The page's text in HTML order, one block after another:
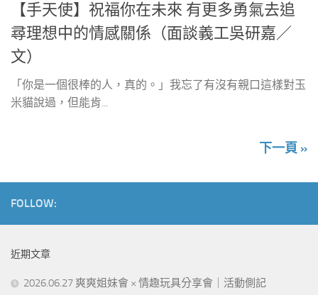
【手天使】祝福你在未來 有更多勇氣去追
尋理想中的情感關係（面談義工吳研嘉／
文）
「你是一個很棒的人，真的。」我忘了有沒有親口這樣對玉
米貓說過，但能肯...
下一頁 »
FOLLOW:
近期文章
2026.06.27 爽爽姐妹會 × 情趣玩具分享會｜活動側記